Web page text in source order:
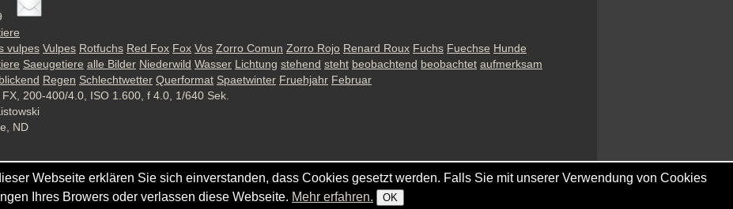
vulpes Vulpes Rotfuchs Red Fox Fox Vos Zorro Comun Zorro Rojo Renard Roux Fuchs Fuechse Hunde
Saeugetiere alle Bilder Niederwild Wasser Lichtung stehend steht beobachtend beobachtet aufmerksam
Regen Schlechtwetter Querformat Spaetwinter Fruehjahr Februar
FX, 200-400/4.0, ISO 1.600, f 4.0, 1/640 Sek.
ND
Copyright © - 2026 - Gordana & Ralf Kistowski
Webseite erklären Sie sich einverstanden, dass Cookies gesetzt werden. Falls Sie mit unserer Verwendung von Cookies
Ihres Browers oder verlassen diese Webseite. Mehr erfahren. OK